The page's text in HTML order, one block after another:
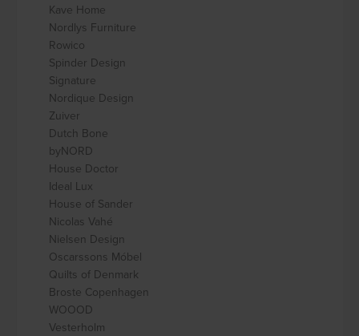
Kave Home
Nordlys Furniture
Rowico
Spinder Design
Signature
Nordique Design
Zuiver
Dutch Bone
byNORD
House Doctor
Ideal Lux
House of Sander
Nicolas Vahé
Nielsen Design
Oscarssons Móbel
Quilts of Denmark
Broste Copenhagen
WOOOD
Vesterholm